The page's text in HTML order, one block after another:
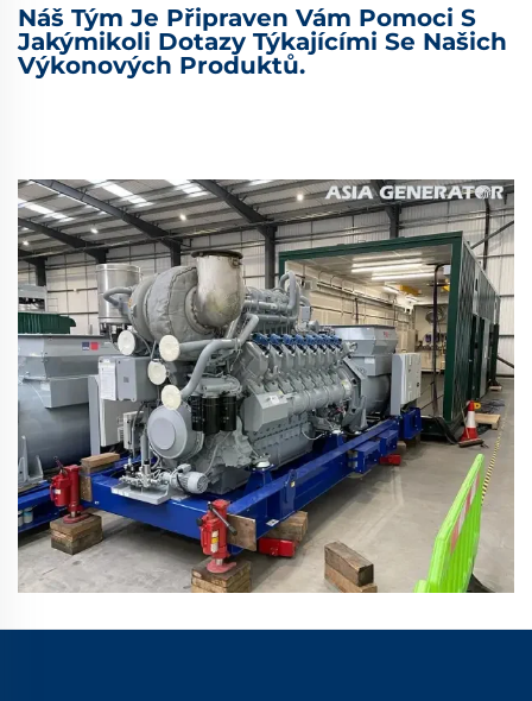
Náš Tým Je Připraven Vám Pomoci S
Jakýmikoli Dotazy Týkajícími Se Našich
Výkonových Produktů.